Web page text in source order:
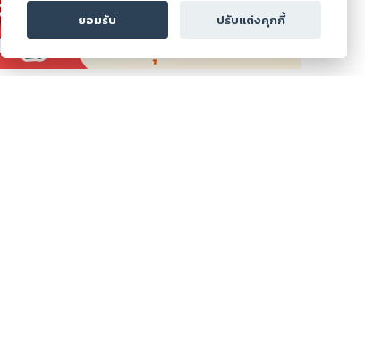
ยอมรับ ปรับแต่งคุกกี้